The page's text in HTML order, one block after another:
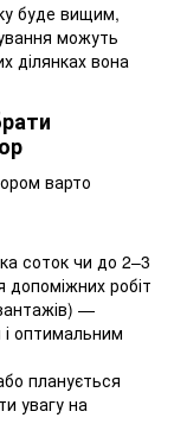
буде вищим,
можуть
ділянках вона
варто
соток чи до 2–3
допоміжних робіт
—
оптимальним
планується
увагу на